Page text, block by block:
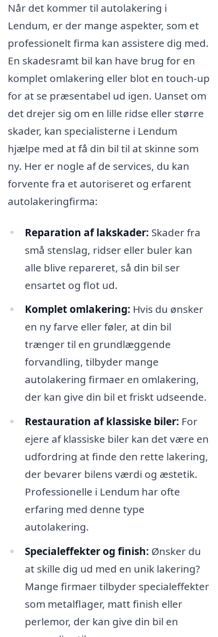
Når det kommer til autolakering i
Lendum, er der mange aspekter, som et
professionelt firma kan assistere dig med.
En skadesramt bil kan have brug for en
komplet omlakering eller blot en touch-up
for at se præsentabel ud igen. Uanset om
det drejer sig om en lille ridse eller større
skader, kan specialisterne i Lendum
hjælpe med at få din bil til at skinne som
ny. Her er nogle af de services, du kan
forvente fra et autoriseret og erfarent
autolakeringfirma:
Reparation af lakskader: Skader fra
små stenslag, ridser eller buler kan
alle blive repareret, så din bil ser
ensartet og flot ud.
Komplet omlakering: Hvis du ønsker
en ny farve eller føler, at din bil
trænger til en grundlæggende
forvandling, tilbyder mange
autolakering firmaer en omlakering,
der kan give din bil et friskt udseende.
Restauration af klassiske biler: For
ejere af klassiske biler kan det være en
udfordring at finde den rette lakering,
der bevarer bilens værdi og æstetik.
Professionelle i Lendum har ofte
erfaring med denne type
autolakering.
Specialeffekter og finish: Ønsker du
at skille dig ud med en unik lakering?
Mange firmaer tilbyder specialeffekter
som metalflager, matt finish eller
perlemor, der kan give din bil en